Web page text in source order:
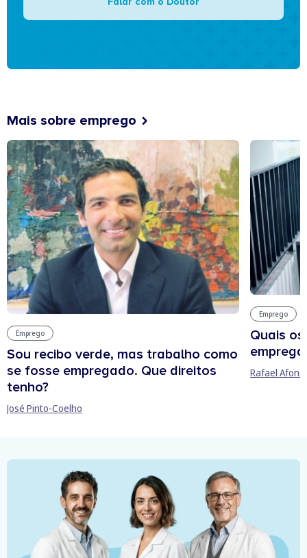
Mais sobre emprego
Emprego
Sou recibo verde, mas trabalho como
se fosse empregado. Que direitos
tenho?
José Pinto-Coelho
Emprego
Quais
Rafael